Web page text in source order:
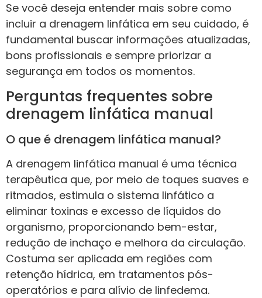
Se você deseja entender mais sobre como
incluir a drenagem linfática em seu cuidado, é
fundamental buscar informações atualizadas,
bons profissionais e sempre priorizar a
segurança em todos os momentos.
Perguntas frequentes sobre
drenagem linfática manual
O que é drenagem linfática manual?
A drenagem linfática manual é uma técnica
terapêutica que, por meio de toques suaves e
ritmados, estimula o sistema linfático a
eliminar toxinas e excesso de líquidos do
organismo, proporcionando bem-estar,
redução de inchaço e melhora da circulação.
Costuma ser aplicada em regiões com
retenção hídrica, em tratamentos pós-
operatórios e para alívio de linfedema.